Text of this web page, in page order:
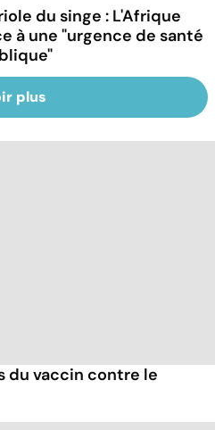
du singe : L'Afrique
à une "urgence de santé
plus
du vaccin contre le